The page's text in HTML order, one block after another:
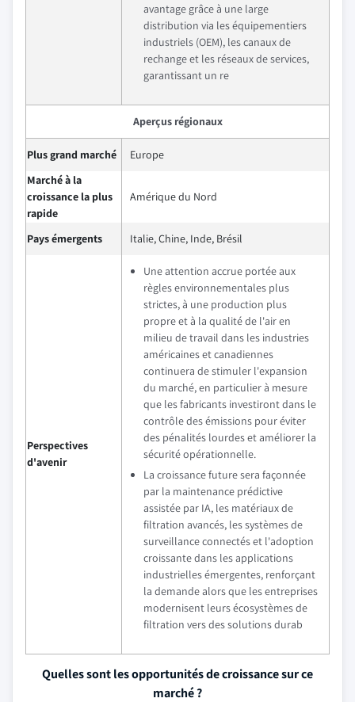
avantage grâce à une large
distribution via les équipementiers
industriels (OEM), les canaux de
rechange et les réseaux de services,
garantissant un re
Aperçus régionaux
Plus grand marché
Europe
Marché à la
croissance la plus
rapide
Amérique du Nord
Pays émergents Italie, Chine, Inde, Brésil
Perspectives
d'avenir
Une attention accrue portée aux
règles environnementales plus
strictes, à une production plus
propre et à la qualité de l'air en
milieu de travail dans les industries
américaines et canadiennes
continuera de stimuler l'expansion
du marché, en particulier à mesure
que les fabricants investiront dans le
contrôle des émissions pour éviter
des pénalités lourdes et améliorer la
sécurité opérationnelle.
La croissance future sera façonnée
par la maintenance prédictive
assistée par IA, les matériaux de
filtration avancés, les systèmes de
surveillance connectés et l'adoption
croissante dans les applications
industrielles émergentes, renforçant
la demande alors que les entreprises
modernisent leurs écosystèmes de
filtration vers des solutions durab
Quelles sont les opportunités de croissance sur ce
marché ?